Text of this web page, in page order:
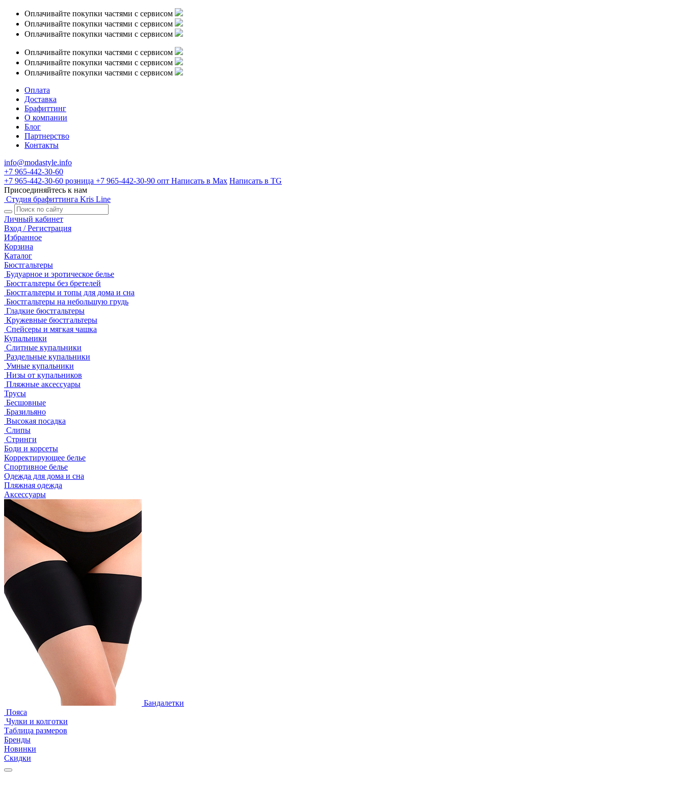
Оплачивайте покупки частями с сервисом
Оплачивайте покупки частями с сервисом
Оплачивайте покупки частями с сервисом
Оплачивайте покупки частями с сервисом
Оплачивайте покупки частями с сервисом
Оплачивайте покупки частями с сервисом
Оплата
Доставка
Брафиттинг
О компании
Блог
Партнерство
Контакты
info@modastyle.info
+7 965-442-30-60
+7 965-442-30-60 розница +7 965-442-30-90 опт Написать в Max Написать в TG
Присоединяйтесь к нам
Студия брафиттинга Kris Line
Личный кабинет
Вход / Регистрация
Избранное
Корзина
Каталог
Бюстгальтеры
Будуарное и эротическое белье
Бюстгальтеры без бретелей
Бюстгальтеры и топы для дома и сна
Бюстгальтеры на небольшую грудь
Гладкие бюстгальтеры
Кружевные бюстгальтеры
Спейсеры и мягкая чашка
Купальники
Слитные купальники
Раздельные купальники
Умные купальники
Низы от купальников
Пляжные аксессуары
Трусы
Бесшовные
Бразильяно
Высокая посадка
Слипы
Стринги
Боди и корсеты
Корректирующее белье
Спортивное белье
Одежда для дома и сна
Пляжная одежда
Аксессуары
Бандалетки
Пояса
Чулки и колготки
Таблица размеров
Бренды
Новинки
Скидки